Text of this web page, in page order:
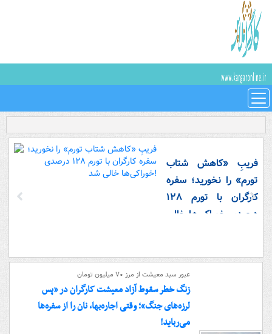
فریبِ «کاهش شتاب
تورم» را نخورید؛ سفره
کارگران با تورم ۱۲۸
درصدی خوراکی‌ها خالی
عبور سبد معیشت از مرز ۷۰ میلیون تومان
زنگ خطر سقوط آزاد معیشت کارگران در «پس
لرزه‌های جنگ»؛ وقتی اجاره‌بها، نان را از سفره‌ها
می‌رباید!